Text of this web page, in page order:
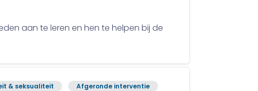
aan te leren en hen te helpen bij de
& seksualiteit Afgeronde interventie